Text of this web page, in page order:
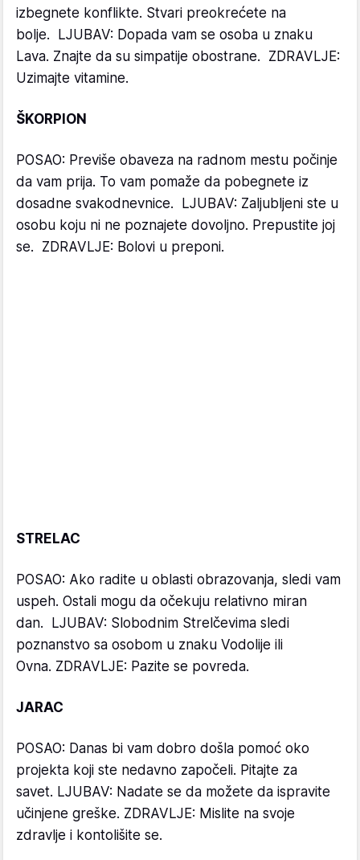
izbegnete konflikte. Stvari preokrećete na
bolje. LJUBAV: Dopada vam se osoba u znaku
Lava. Znajte da su simpatije obostrane. ZDRAVLJE:
Uzimajte vitamine.
ŠKORPION
POSAO: Previše obaveza na radnom mestu počinje
da vam prija. To vam pomaže da pobegnete iz
dosadne svakodnevnice. LJUBAV: Zaljubljeni ste u
osobu koju ni ne poznajete dovoljno. Prepustite joj
se. ZDRAVLJE: Bolovi u preponi.
STRELAC
POSAO: Ako radite u oblasti obrazovanja, sledi vam
uspeh. Ostali mogu da očekuju relativno miran
dan. LJUBAV: Slobodnim Strelčevima sledi
poznanstvo sa osobom u znaku Vodolije ili
Ovna. ZDRAVLJE: Pazite se povreda.
JARAC
POSAO: Danas bi vam dobro došla pomoć oko
projekta koji ste nedavno započeli. Pitajte za
savet. LJUBAV: Nadate se da možete da ispravite
učinjene greške. ZDRAVLJE: Mislite na svoje
zdravlje i kontolišite se.